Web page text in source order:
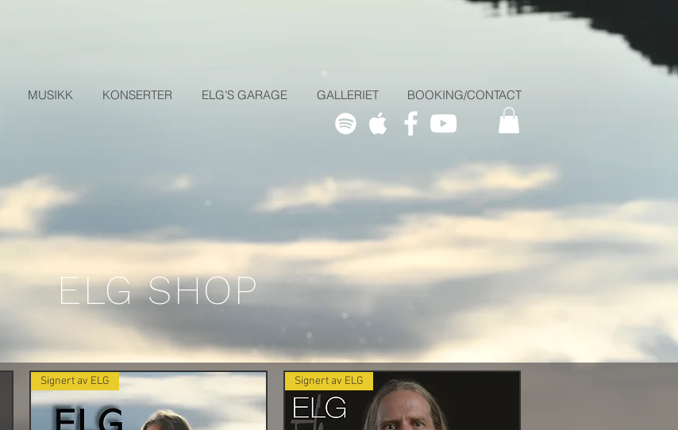
MUSIKK KONSERTER ELG'S GARAGE GALLERIET BOOKING/CONTACT
ELG SHOP
Signert av ELG Signert av ELG